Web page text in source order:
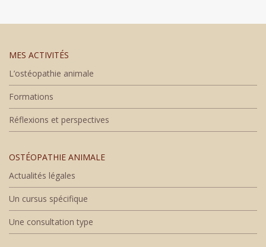
MES ACTIVITÉS
L’ostéopathie animale
Formations
Réflexions et perspectives
OSTÉOPATHIE ANIMALE
Actualités légales
Un cursus spécifique
Une consultation type